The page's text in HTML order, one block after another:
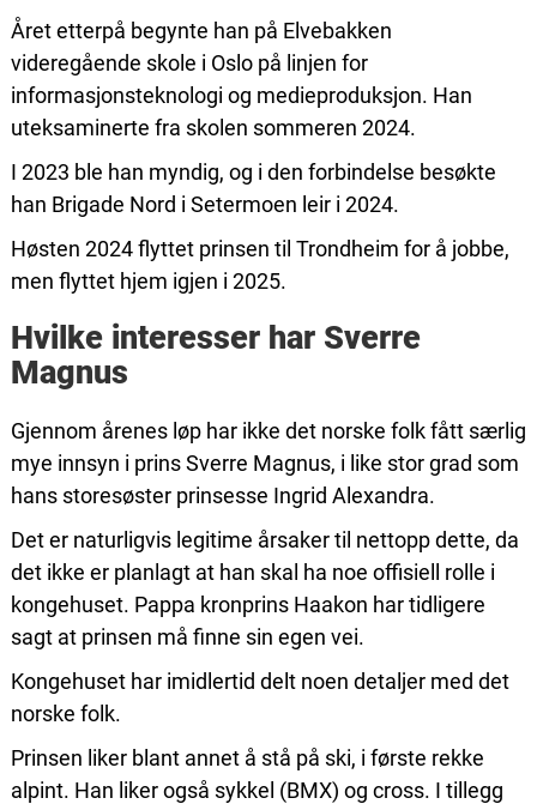
Året etterpå begynte han på Elvebakken
videregående skole i Oslo på linjen for
informasjonsteknologi og medieproduksjon. Han
uteksaminerte fra skolen sommeren 2024.
I 2023 ble han myndig, og i den forbindelse besøkte
han Brigade Nord i Setermoen leir i 2024.
Høsten 2024 flyttet prinsen til Trondheim for å jobbe,
men flyttet hjem igjen i 2025.
Hvilke interesser har Sverre
Magnus
Gjennom årenes løp har ikke det norske folk fått særlig
mye innsyn i prins Sverre Magnus, i like stor grad som
hans storesøster prinsesse Ingrid Alexandra.
Det er naturligvis legitime årsaker til nettopp dette, da
det ikke er planlagt at han skal ha noe offisiell rolle i
kongehuset. Pappa kronprins Haakon har tidligere
sagt at prinsen må finne sin egen vei.
Kongehuset har imidlertid delt noen detaljer med det
norske folk.
Prinsen liker blant annet å stå på ski, i første rekke
alpint. Han liker også sykkel (BMX) og cross. I tillegg